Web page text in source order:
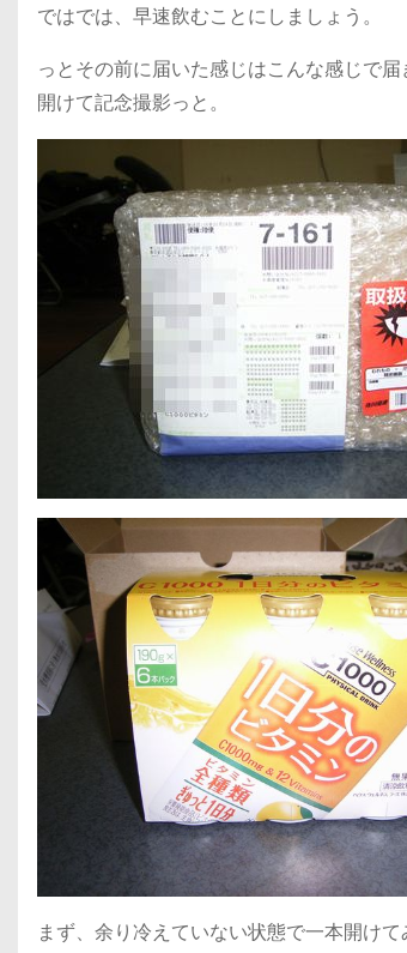
ではでは、早速飲むことにしましょう。
っとその前に届いた感じはこんな感じで届
開けて記念撮影っと。
まず、余り冷えていない状態で一本開けて